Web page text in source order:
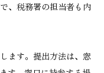
、税務署の担当者も内
ます。提出方法は、窓